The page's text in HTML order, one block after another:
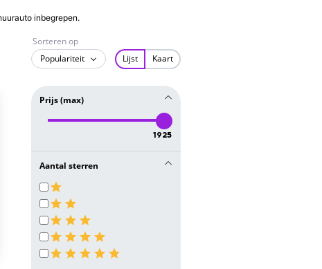
inbegrepen.
Sorteren op
Populariteit
Lijst Kaart
Prijs (max)
1925
Aantal sterren